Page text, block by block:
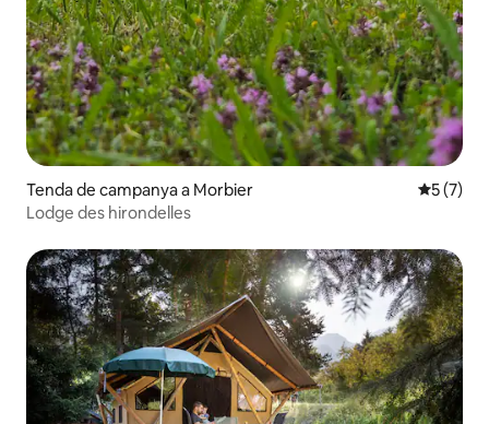
Tenda de campanya a Morbier 5 de
5 (7)
Lodge des hirondelles